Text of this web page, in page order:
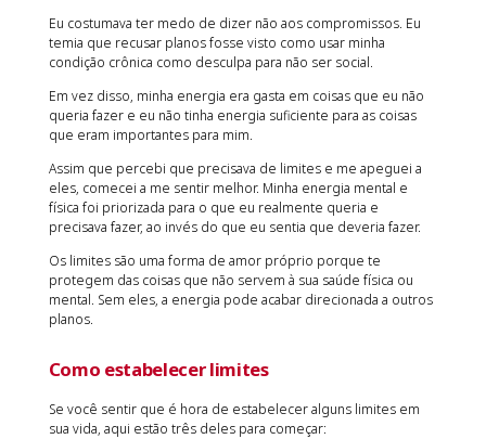
Eu costumava ter medo de dizer não aos compromissos. Eu
temia que recusar planos fosse visto como usar minha
condição crônica como desculpa para não ser social.
Em vez disso, minha energia era gasta em coisas que eu não
queria fazer e eu não tinha energia suficiente para as coisas
que eram importantes para mim.
Assim que percebi que precisava de limites e me apeguei a
eles, comecei a me sentir melhor. Minha energia mental e
física foi priorizada para o que eu realmente queria e
precisava fazer, ao invés do que eu sentia que deveria fazer.
Os limites são uma forma de amor próprio porque te
protegem das coisas que não servem à sua saúde física ou
mental. Sem eles, a energia pode acabar direcionada a outros
planos.
Como estabelecer limites
Se você sentir que é hora de estabelecer alguns limites em
sua vida, aqui estão três deles para começar: